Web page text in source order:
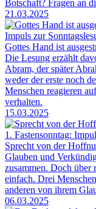
Botschaft? Fragen an
21.03.2025
Impuls zur
Gottes Hand ist
Die Lesung erzählt
Abram, der später
weder der erste noch
Menschen reagieren
verhalten.
15.03.2025
1. Fastensonntag:
Sprecht von der
Glauben und
zusammen. Doch
einfach. Drei
anderen von ihrem
06.03.2025